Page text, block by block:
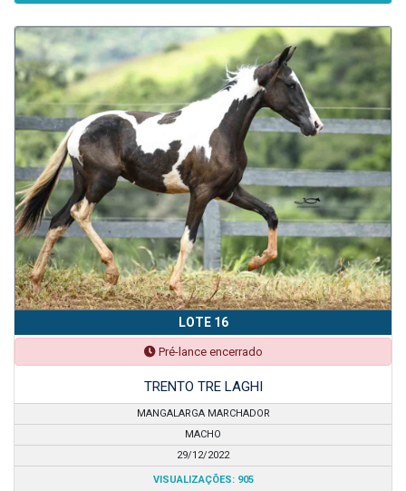
LOTE 16
Pré-lance encerrado
TRENTO TRE LAGHI
MANGALARGA MARCHADOR
MACHO
29/12/2022
VISUALIZAÇÕES: 905